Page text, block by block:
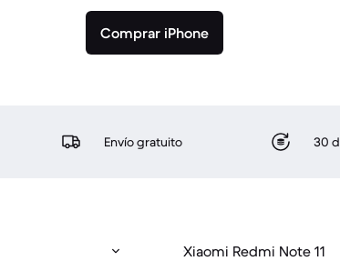
Comprar iPhone
Envío gratuito 30
Xiaomi Redmi Note 11